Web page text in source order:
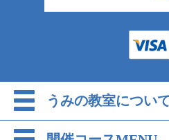
うみの教室につい